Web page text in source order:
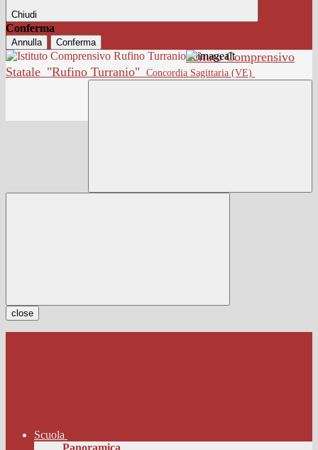
Chiudi
Conferma
Annulla Conferma
Istituto Comprensivo
Statale "Rufino Turranio" Concordia Sagittaria (VE)
close
Scuola